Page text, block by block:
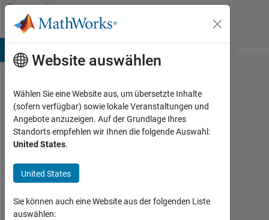
Weiter zum Inhalt
Community
Profile
Vinay
Sheshadri
Aktiv
2016
Followers:
Website auswählen
Wählen Sie eine Website aus, um übersetzte Inhalte
(sofern verfügbar) sowie lokale Veranstaltungen und
Angebote anzuzeigen. Auf der Grundlage Ihres
Standorts empfehlen wir Ihnen die folgende Auswahl:
United States.
United States
Sie können auch eine Website aus der folgenden Liste
auswählen: